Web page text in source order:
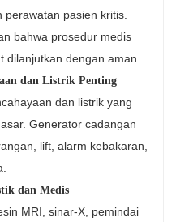
pasien kritis.
bahwa prosedur medis
dengan aman.
dan Listrik Penting
dan listrik yang
Generator cadangan
lift, alarm kebakaran,
dan Medis
MRI, sinar-X, pemindai